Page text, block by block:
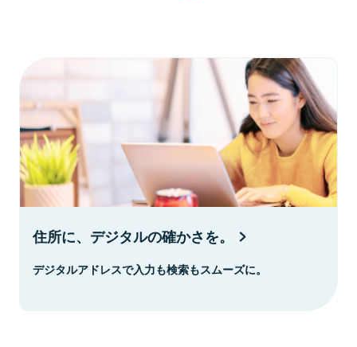
住所に、デジタルの確かさを。
デジタルアドレスで入力も検索もスムーズに。